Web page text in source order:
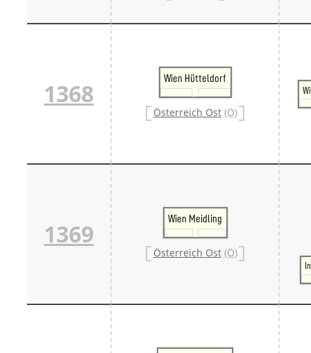
1368
Wien Hütteldorf
Österreich Ost (Ö)
1369
Wien Meidling
Österreich Ost (Ö)